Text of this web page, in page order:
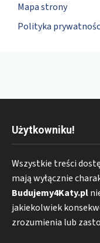
Mapa strony
Polityka
Użytkowniku!
Wszystkie treści
mają wyłącznie
Budujemy4Katy.pl
jakiekolwiek
zrozumienia lub